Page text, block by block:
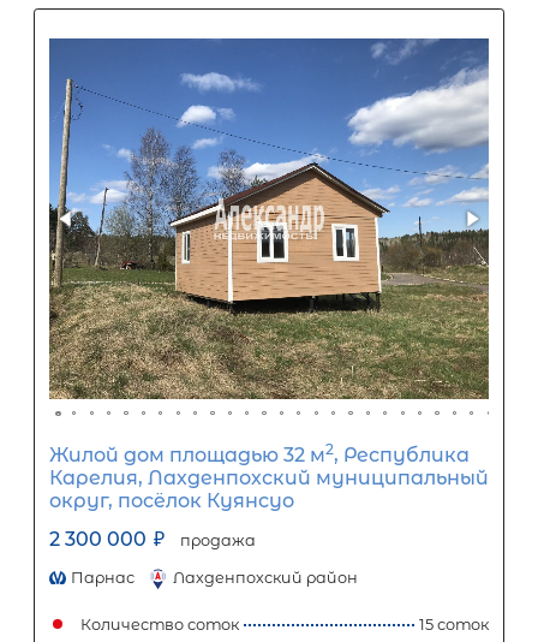
1 500 000 ₽
Задать вопрос Отправить заявку
ООО «АЛЕКСАНДР-НЕДВИЖИМОСТЬ» не является кредитной
организацией. Кредит предоставляется банками-
носит информационный характер и не является
точного расчета платежей по кредиту и предоставления
об условиях кредитования обратитесь к менеджерам нашей
(Санкт-Петербург ул. Боткинская д. 15 тел. +7(812) 200-4000 )